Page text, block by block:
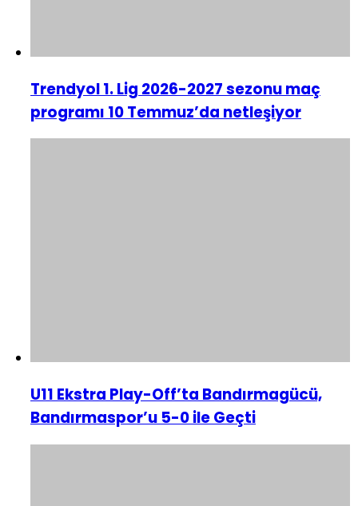
Trendyol 1. Lig 2026-2027 sezonu maç
programı 10 Temmuz’da netleşiyor
U11 Ekstra Play-Off’ta Bandırmagücü,
Bandırmaspor’u 5-0 ile Geçti